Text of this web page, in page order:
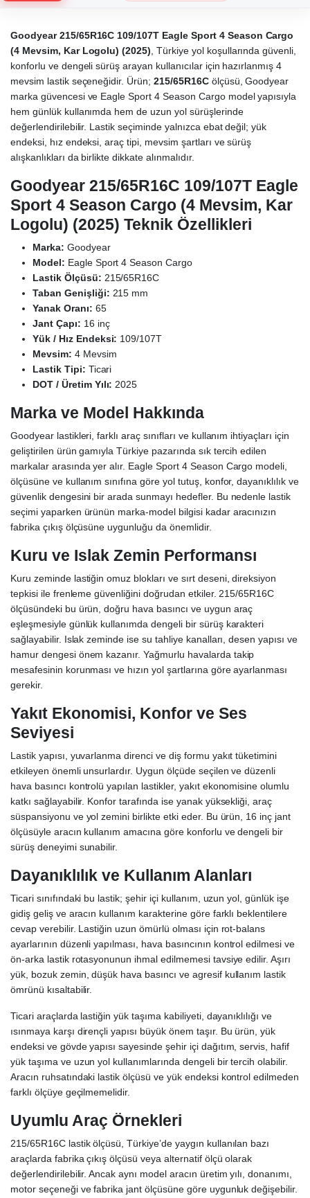
Goodyear 215/65R16C 109/107T Eagle Sport 4 Season Cargo
(4 Mevsim, Kar Logolu) (2025) , Türkiye yol koşullarında güvenli,
konforlu ve dengeli sürüş arayan kullanıcılar için hazırlanmış 4
mevsim lastik seçeneğidir. Ürün;215/65R16Cölçüsü, Goodyear
marka güvencesi ve Eagle Sport 4 Season Cargo model yapısıyla
hem günlük kullanımda hem de uzun yol sürüşlerinde
değerlendirilebilir. Lastik seçiminde yalnızca ebat değil; yük
endeksi, hız endeksi, araç tipi, mevsim şartları ve sürüş
alışkanlıkları da birlikte dikkate alınmalıdır.
Goodyear 215/65R16C 109/107T Eagle
Sport 4 Season Cargo (4 Mevsim, Kar
Logolu) (2025) Teknik Özellikleri
Marka: Goodyear
Model: Eagle Sport 4 Season Cargo
Lastik Ölçüsü: 215/65R16C
Taban Genişliği: 215 mm
Yanak Oranı: 65
Jant Çapı: 16 inç
Yük / Hız Endeksi: 109/107T
Mevsim: 4 Mevsim
Lastik Tipi: Ticari
DOT / Üretim Yılı: 2025
Marka ve Model Hakkında
Goodyear lastikleri, farklı araç sınıfları ve kullanım ihtiyaçları için
geliştirilen ürün gamıyla Türkiye pazarında sık tercih edilen
markalar arasında yer alır. Eagle Sport 4 Season Cargo modeli,
ölçüsüne ve kullanım sınıfına göre yol tutuş, konfor, dayanıklılık ve
güvenlik dengesini bir arada sunmayı hedefler. Bu nedenle lastik
seçimi yaparken ürünün marka-model bilgisi kadar aracınızın
fabrika çıkış ölçüsüne uygunluğu da önemlidir.
Kuru ve Islak Zemin Performansı
Kuru zeminde lastiğin omuz blokları ve sırt deseni, direksiyon
tepkisi ile frenleme güvenliğini doğrudan etkiler. 215/65R16C
ölçüsündeki bu ürün, doğru hava basıncı ve uygun araç
eşleşmesiyle günlük kullanımda dengeli bir sürüş karakteri
sağlayabilir. Islak zeminde ise su tahliye kanalları, desen yapısı ve
hamur dengesi önem kazanır. Yağmurlu havalarda takip
mesafesinin korunması ve hızın yol şartlarına göre ayarlanması
gerekir.
Yakıt Ekonomisi, Konfor ve Ses
Seviyesi
Lastik yapısı, yuvarlanma direnci ve diş formu yakıt tüketimini
etkileyen önemli unsurlardır. Uygun ölçüde seçilen ve düzenli
hava basıncı kontrolü yapılan lastikler, yakıt ekonomisine olumlu
katkı sağlayabilir. Konfor tarafında ise yanak yüksekliği, araç
süspansiyonu ve yol zemini birlikte etki eder. Bu ürün, 16 inç jant
ölçüsüyle aracın kullanım amacına göre konforlu ve dengeli bir
sürüş deneyimi sunabilir.
Dayanıklılık ve Kullanım Alanları
Ticari sınıfındaki bu lastik; şehir içi kullanım, uzun yol, günlük işe
gidiş geliş ve aracın kullanım karakterine göre farklı beklentilere
cevap verebilir. Lastiğin uzun ömürlü olması için rot-balans
ayarlarının düzenli yapılması, hava basıncının kontrol edilmesi ve
ön-arka lastik rotasyonunun ihmal edilmemesi tavsiye edilir. Aşırı
yük, bozuk zemin, düşük hava basıncı ve agresif kullanım lastik
ömrünü kısaltabilir.
Ticari araçlarda lastiğin yük taşıma kabiliyeti, dayanıklılığı ve
ısınmaya karşı dirençli yapısı büyük önem taşır. Bu ürün, yük
endeksi ve gövde yapısı sayesinde şehir içi dağıtım, servis, hafif
yük taşıma ve uzun yol kullanımlarında dengeli bir tercih olabilir.
Aracın ruhsatındaki lastik ölçüsü ve yük endeksi kontrol edilmeden
farklı ölçüye geçilmemelidir.
Uyumlu Araç Örnekleri
215/65R16C lastik ölçüsü, Türkiye’de yaygın kullanılan bazı
araçlarda fabrika çıkış ölçüsü veya alternatif ölçü olarak
değerlendirilebilir. Ancak aynı model aracın üretim yılı, donanımı,
motor seçeneği ve fabrika jant ölçüsüne göre uygunluk değişebilir.